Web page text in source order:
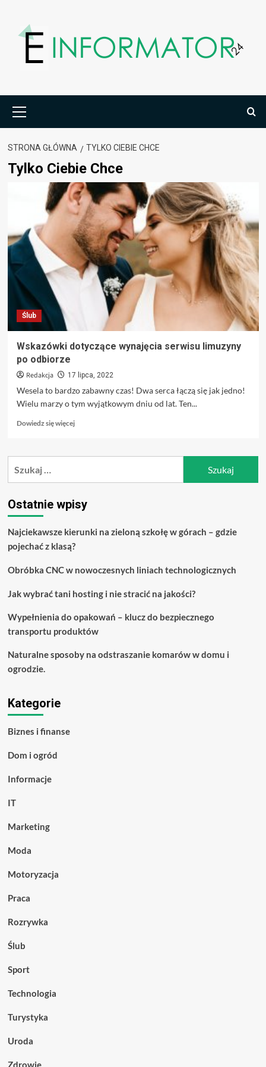
treści
główne
STRONA GŁÓWNA TYLKO CIEBIE CHCE
Tylko Ciebie Chce
Ślub
Wskazówki dotyczące wynajęcia serwisu limuzyny
po odbiorze
Redakcja 17 lipca, 2022
Wesela to bardzo zabawny czas! Dwa serca łączą się jak jedno!
Wielu marzy o tym wyjątkowym dniu od lat. Ten...
Dowiedz się więcejDowiedz
o
serwisu
limuzyny
odbiorze
Ostatnie wpisy
Najciekawsze kierunki na zieloną szkołę w górach – gdzie
pojechać z klasą?
Obróbka CNC w nowoczesnych liniach technologicznych
Jak wybrać tani hosting i nie stracić na jakości?
Wypełnienia do opakowań – klucz do bezpiecznego
transportu produktów
Naturalne sposoby na odstraszanie komarów w domu i
ogrodzie.
Kategorie
Biznes i finanse
Dom i ogród
Informacje
IT
Marketing
Moda
Motoryzacja
Praca
Rozrywka
Ślub
Sport
Technologia
Turystyka
Uroda
Zdrowie